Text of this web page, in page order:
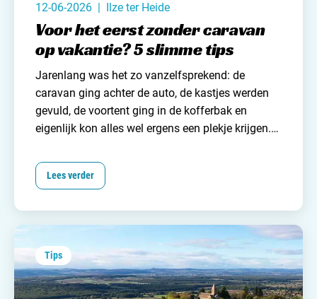
12-06-2026 | Ilze ter Heide
Voor het eerst zonder caravan
op vakantie? 5 slimme tips
Jarenlang was het zo vanzelfsprekend: de
caravan ging achter de auto, de kastjes werden
gevuld, de voortent ging in de kofferbak en
eigenlijk kon alles wel ergens een plekje krijgen.
Nog eenspelletje
een hoekje. Of een gaatje. Maar wat als je voor
Lees verder
Tips